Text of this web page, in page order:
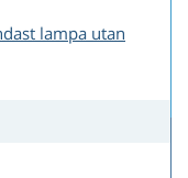
lampa utan